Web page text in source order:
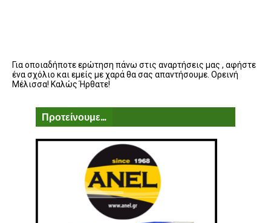
Για οποιαδήποτε ερώτηση πάνω στις αναρτήσεις μας , αφήστε
ένα σχόλιο και εμείς με χαρά θα σας απαντήσουμε. Ορεινή
Μέλισσα! Καλώς Ήρθατε!
Προτείνουμε...